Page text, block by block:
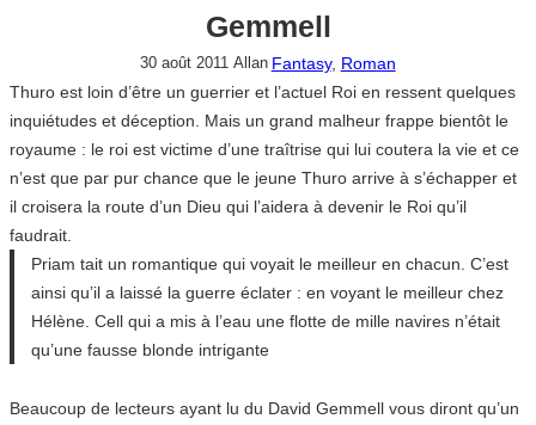
Gemmell
30 août 2011 Allan Fantasy, Roman
Thuro est loin d’être un guerrier et l’actuel Roi en ressent quelques
inquiétudes et déception. Mais un grand malheur frappe bientôt le
royaume : le roi est victime d’une traîtrise qui lui coutera la vie et ce
n’est que par pur chance que le jeune Thuro arrive à s’échapper et
il croisera la route d’un Dieu qui l’aidera à devenir le Roi qu’il
faudrait.
Priam tait un romantique qui voyait le meilleur en chacun. C’est
ainsi qu’il a laissé la guerre éclater : en voyant le meilleur chez
Hélène. Cell qui a mis à l’eau une flotte de mille navires n’était
qu’une fausse blonde intrigante
Beaucoup de lecteurs ayant lu du David Gemmell vous diront qu’un